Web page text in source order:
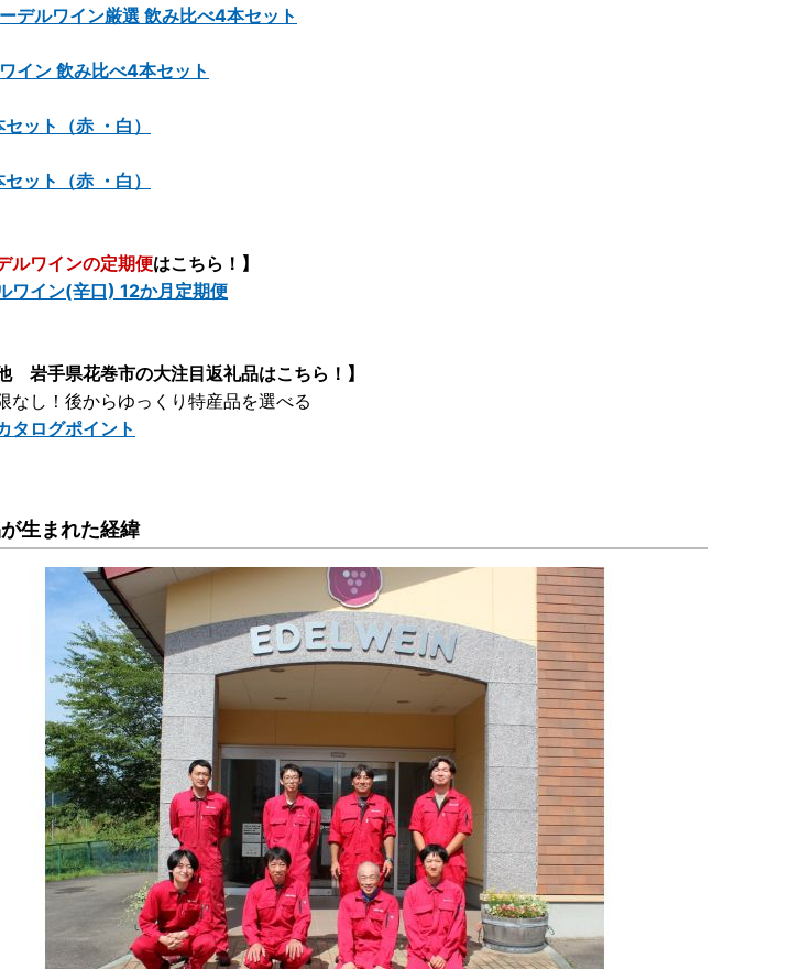
デルワイン厳選 飲み比べ4本セット
イン 飲み比べ4本セット
ット（赤 ・白）
ット（赤 ・白）
ルワインの定期便はこちら！】
ワイン(辛口) 12か月定期便
岩手県花巻市の大注目返礼品はこちら！】
なし！後からゆっくり特産品を選べる
タログポイント
生まれた経緯